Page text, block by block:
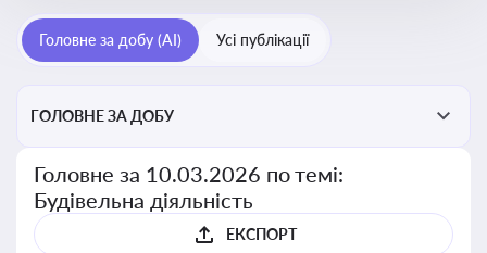
Головне за добу (AI) Усі публікації
ГОЛОВНЕ ЗА ДОБУ
Головне за 10.03.2026 по темі:
Будівельна діяльність
ЕКСПОРТ